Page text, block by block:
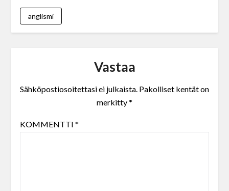
anglismi
Vastaa
Sähköpostiosoitettasi ei julkaista. Pakolliset kentät on
merkitty*
KOMMENTTI *